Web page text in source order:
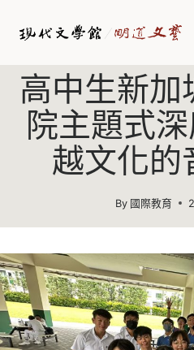
高中生新加
院主題式
越文化的
By 國際教育